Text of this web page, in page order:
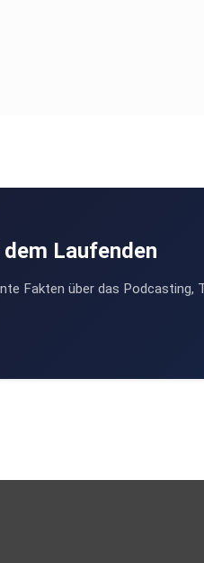
Laufenden
Fakten über das Podcasting,